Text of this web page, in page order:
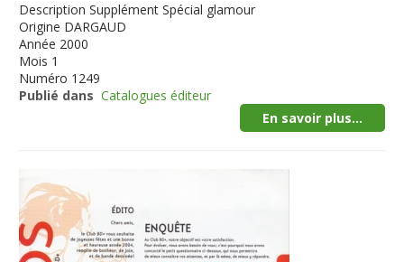
Description Supplément Spécial glamour
Origine DARGAUD
Année 2000
Mois 1
Numéro 1249
Publié dans Catalogues éditeur
En savoir plus...